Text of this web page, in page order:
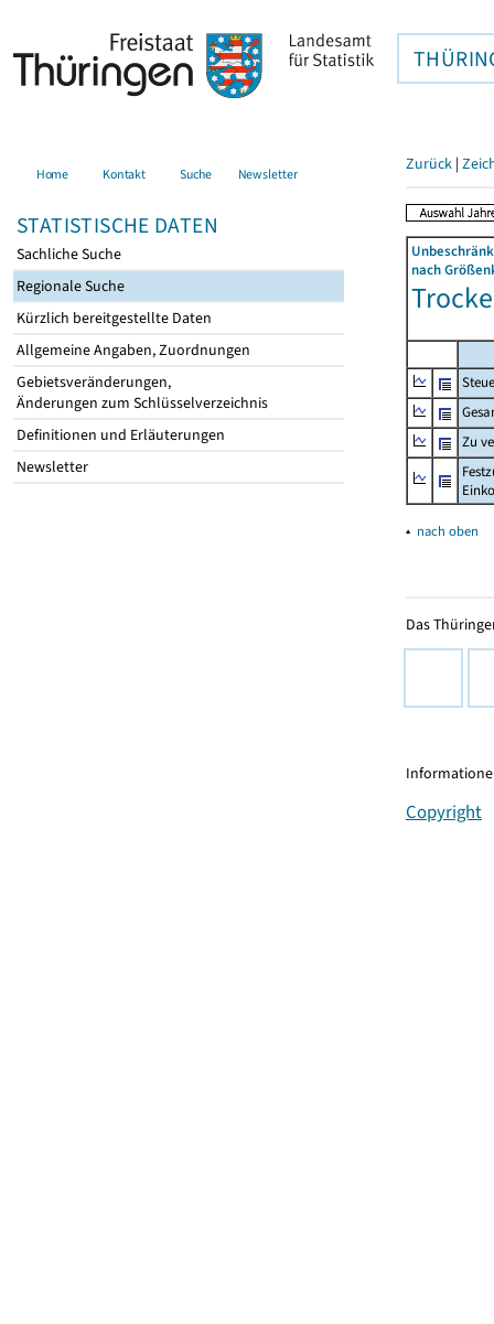
Home Kontakt Suche Newsletter
STATISTISCHE DATEN
Sachliche Suche
Regionale Suche
Kürzlich bereitgestellte Daten
Allgemeine Angaben, Zuordnungen
Gebietsveränderungen,
Änderungen zum Schlüsselverzeichnis
Definitionen und Erläuterungen
Newsletter
Zurück |
nach
Zu
▴ nach oben
Das
Copyright